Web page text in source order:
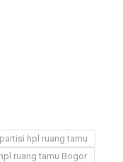
partisi hpl ruang tamu
ruang tamu Bogor